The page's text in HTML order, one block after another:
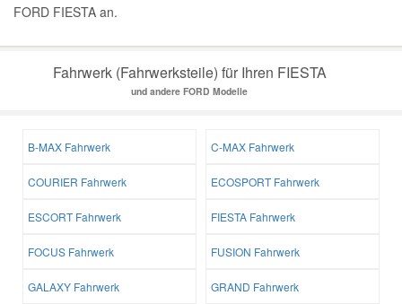
FORD FIESTA an.
Fahrwerk (Fahrwerksteile) für Ihren FIESTA
und andere FORD Modelle
B-MAX Fahrwerk C-MAX Fahrwerk
COURIER Fahrwerk ECOSPORT Fahrwerk
ESCORT Fahrwerk FIESTA Fahrwerk
FOCUS Fahrwerk FUSION Fahrwerk
GALAXY Fahrwerk GRAND Fahrwerk